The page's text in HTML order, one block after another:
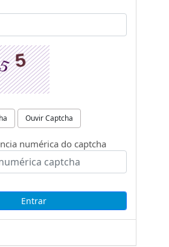
Ouvir Captcha
numérica do captcha